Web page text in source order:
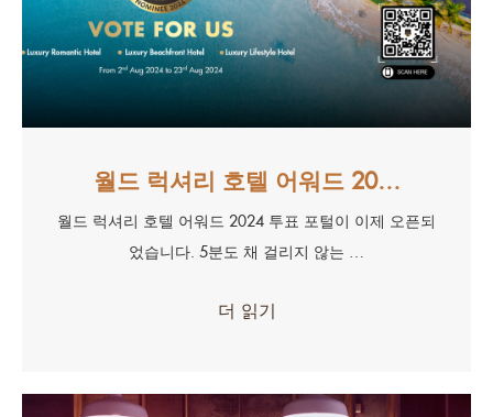
월드 럭셔리 호텔 어워드 20…
월드 럭셔리 호텔 어워드 2024 투표 포털이 이제 오픈되
었습니다. 5분도 채 걸리지 않는 …
더 읽기